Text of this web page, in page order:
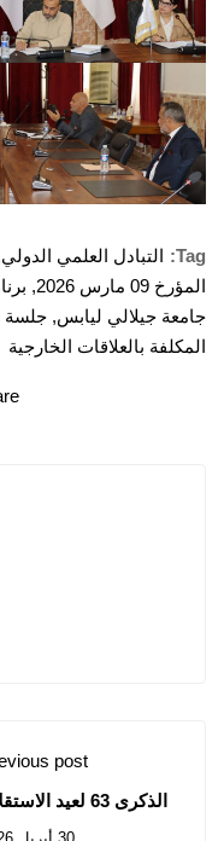
Tag: التبادل العلمي الدولي
المؤرخ 09 مارس 2026
,
جامعة جيلالي ليابس, جلسة
المكلفة بالعلاقات الخارجية
post
الذكرى 63 لعيد الاستقلال